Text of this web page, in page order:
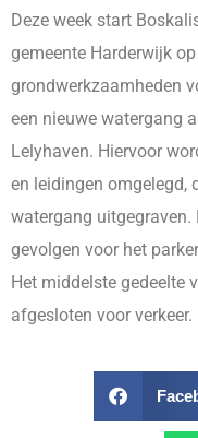
Deze week start
gemeente Harderwijk
grondwerkzaamheden
een nieuwe watergang
Lelyhaven. Hiervoor
en leidingen omgelegd,
watergang uitgegraven.
gevolgen voor het
Het middelste gedeelte
afgesloten voor verkeer.